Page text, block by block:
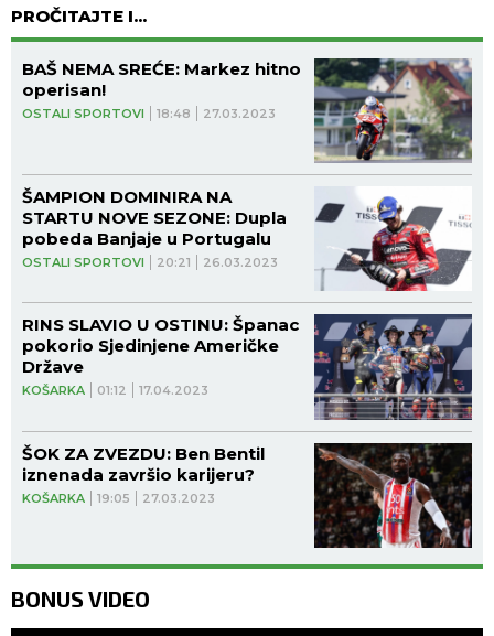
PROČITAJTE I...
OSTALI SPORTOVI 18:48 27.03.2023
BAŠ NEMA SREĆE: Markez hitno
operisan!
OSTALI SPORTOVI 20:21 26.03.2023
ŠAMPION DOMINIRA NA
STARTU NOVE SEZONE: Dupla
pobeda Banjaje u Portugalu
KOŠARKA 01:12 17.04.2023
RINS SLAVIO U OSTINU: Španac
pokorio Sjedinjene Američke
Države
KOŠARKA 19:05 27.03.2023
ŠOK ZA ZVEZDU: Ben Bentil
iznenada završio karijeru?
BONUS VIDEO